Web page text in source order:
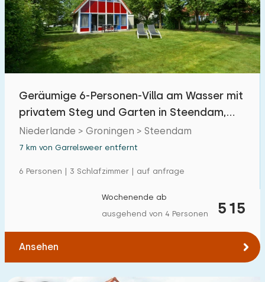
Freibad 0
Kinderanimation 0
Kindereinrichtungen im Park 0
Zugänglichkeit
Eingeschränkte Mobilität
Rollstuhlgerecht
Hilfsmittel
Geräumige 6-Personen-Villa am Wasser mit
privatem Steg und Garten in Steendam,
Groningen
Niederlande > Groningen > Steendam
7 km von Garrelsweer entfernt
6 Personen | 3 Schlafzimmer | auf anfrage
515
Wochenende ab
ausgehend von 4 Personen
Ansehen